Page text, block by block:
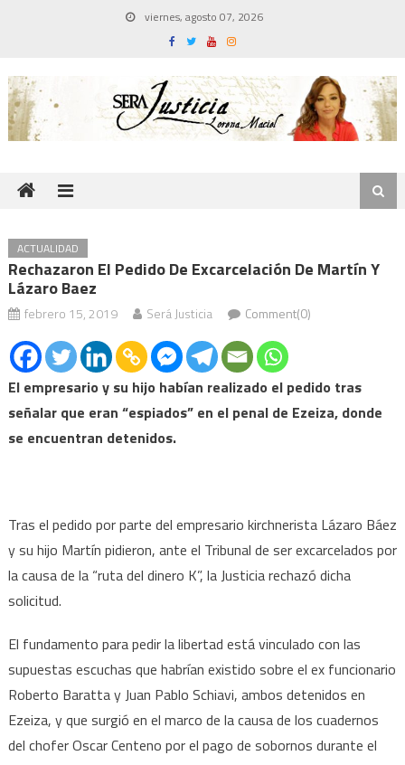
viernes, agosto 07, 2026
ACTUALIDAD
Rechazaron El Pedido De Excarcelación De Martín Y
Lázaro Baez
febrero 15, 2019 Será Justicia Comment(0)
El empresario y su hijo habían realizado el pedido tras
señalar que eran “espiados” en el penal de Ezeiza, donde
se encuentran detenidos.
Tras el pedido por parte del empresario kirchnerista Lázaro Báez
y su hijo Martín pidieron, ante el Tribunal de ser excarcelados por
la causa de la “ruta del dinero K”, la Justicia rechazó dicha
solicitud.
El fundamento para pedir la libertad está vinculado con las
supuestas escuchas que habrían existido sobre el ex funcionario
Roberto Baratta y Juan Pablo Schiavi, ambos detenidos en
Ezeiza, y que surgió en el marco de la causa de los cuadernos
del chofer Oscar Centeno por el pago de sobornos durante el